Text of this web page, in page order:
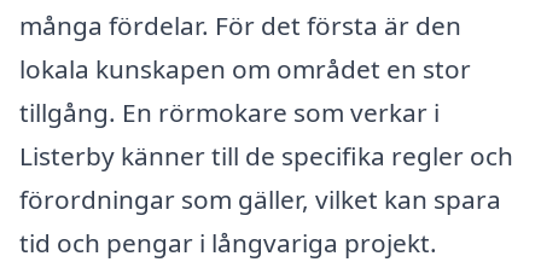
många fördelar. För det första är den
lokala kunskapen om området en stor
tillgång. En rörmokare som verkar i
Listerby känner till de specifika regler och
förordningar som gäller, vilket kan spara
tid och pengar i långvariga projekt.